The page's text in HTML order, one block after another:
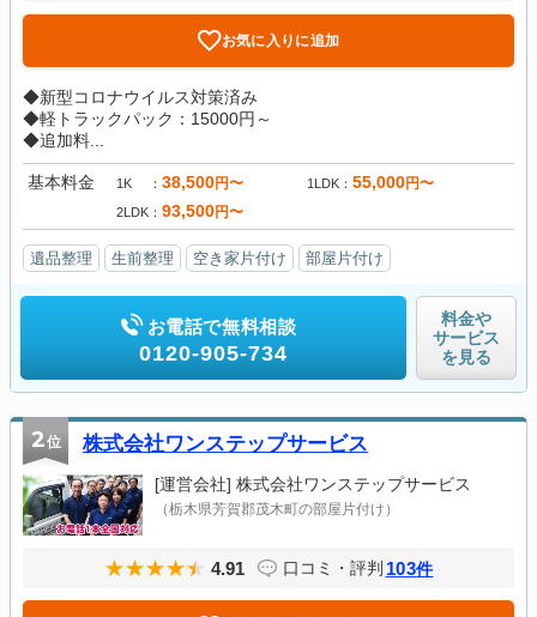
お気に入りに追加
◆新型コロナウイルス対策済み
◆軽トラックパック：15000円～
◆追加料...
基本料金 1K 38,500円〜 1LDK 55,000円〜
2LDK 93,500円〜
遺品整理 生前整理 空き家片付け 部屋片付け
お電話で無料相談
0120-905-734
料金や
サービス
を見る
2位 株式会社ワンステップサービス
[運営会社] 株式会社ワンステップサービス
（栃木県芳賀郡茂木町の部屋片付け）
4.91 口コミ・評判 103件